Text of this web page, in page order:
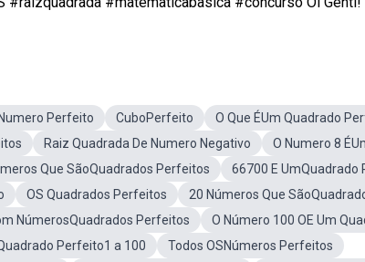
Perfeito CuboPerfeito
O Que ÉUm Quadrado
Raiz Quadrada De Numero Negativo
O Numero 8
Que SãoQuadrados Perfeitos
66700 E UmQuadrado
OS Quadrados Perfeitos
20 Números Que
NúmerosQuadrados Perfeitos
O Número 100 OE Um
Perfeito1 a 100
Todos OSNúmeros Perfeitos